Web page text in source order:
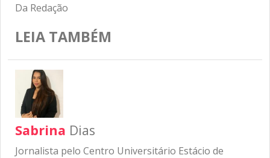
Da Redação
LEIA TAMBÉM
Sabrina Dias
Jornalista pelo Centro Universitário Estácio de